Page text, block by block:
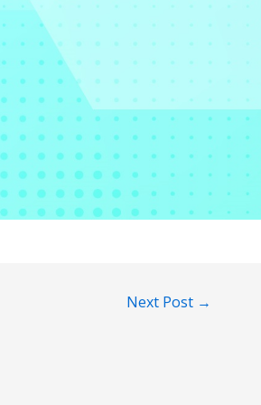
Next Post →